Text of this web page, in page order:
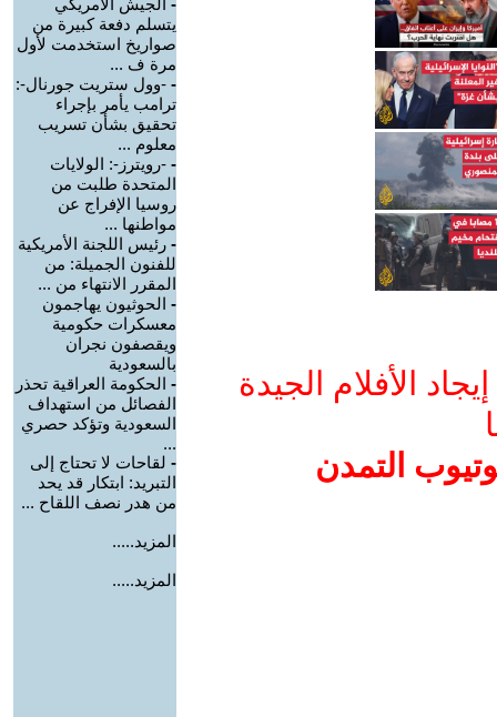
الأفلام الجيدة
التمدن
- الجيش الأمريكي
يتسلم دفعة كبيرة من
صواريخ استخدمت لأول
مرة ف ...
- -وول ستريت جورنال-:
ترامب يأمر بإجراء
تحقيق بشأن تسريب
معلوم ...
- -رويترز-: الولايات
المتحدة طلبت من
روسيا الإفراج عن
مواطنها ...
- رئيس اللجنة الأمريكية
للفنون الجميلة: من
المقرر الانتهاء من ...
- الحوثيون يهاجمون
معسكرات حكومية
ويقصفون نجران
بالسعودية
- الحكومة العراقية تحذر
الفصائل من استهداف
السعودية وتؤكد حصري
...
- لقاحات لا تحتاج إلى
التبريد: ابتكار قد يحد
من هدر نصف اللقاح ...
المزيد.....
المزيد.....